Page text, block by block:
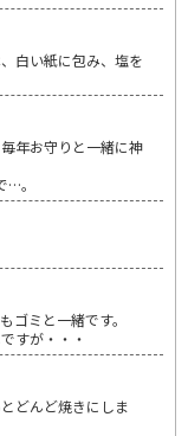
白い紙に包み、塩を
年お守りと一緒に神
…。
ゴミと一緒です。
すが・・・
どんど焼きにしま